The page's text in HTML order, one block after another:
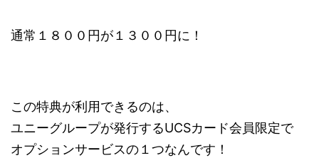
通常１８００円が１３００円に！
この特典が利用できるのは、
ユニーグループが発行するUCSカード会員限定で
オプションサービスの１つなんです！